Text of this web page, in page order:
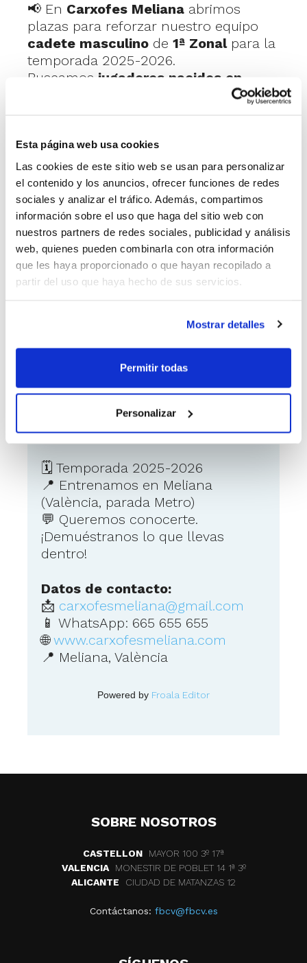
Esta página web usa cookies
Las cookies de este sitio web se usan para personalizar
el contenido y los anuncios, ofrecer funciones de redes
sociales y analizar el tráfico. Además, compartimos
información sobre el uso que haga del sitio web con
nuestros partners de redes sociales, publicidad y análisis
web, quienes pueden combinarla con otra información
que les haya proporcionado o que hayan recopilado a
partir del uso que haya hecho de sus servicios.
Mostrar detalles
Permitir todas
Personalizar
📢 En Carxofes Meliana abrimos
plazas para reforzar nuestro equipo
cadete masculino de 1ª Zonalpara la
temporada 2025-2026.
Buscamos jugadores nacidos en
con ganas de aprender,
💪 Entrenamos tres días a la semana
en instalaciones municipales con un
cuerpo técnico con experiencia.
Aquí no solo se mejora como jugador,
también como persona. Buen
ambiente, disciplina y compromiso.
🎯 Si vienes de otro club o llevas un
Como ponerse en contacto
con el anunciante
🗓 Temporada 2025-2026
📍 Entrenamos en Meliana
(València, parada Metro)
💬 Queremos conocerte.
¡Demuéstranos lo que llevas
dentro!
Datos de contacto:
📩 carxofesmeliana@gmail.com
📱 WhatsApp: 665 655 655
🌐www.carxofesmeliana.com
📍 Meliana, València
Powered by Froala Editor
SOBRE NOSOTROS
CASTELLON
MAYOR 100 3º 17ª
VALENCIA
MONESTIR DE POBLET 14 1ª 3º
ALICANTE
CIUDAD DE MATANZAS 12
Contáctanos: fbcv@fbcv.es